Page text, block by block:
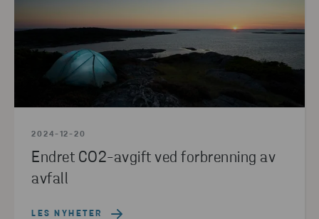
2024-12-20
Endret CO2-avgift ved forbrenning av
avfall
LES NYHETER